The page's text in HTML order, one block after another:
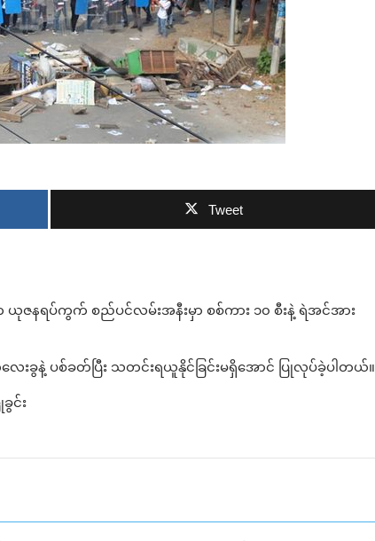
Tweet
နရပ်ကွက် စည်ပင်လမ်းအနီးမှာ စစ်ကား ၁၀ စီးနဲ့ ရဲအင်အား
ပစ်ခတ်ပြီး သတင်းရယူနိုင်ခြင်းမရှိအောင် ပြုလုပ်ခဲ့ပါတယ်။
င်း
ဘာလျှော့မလဲ